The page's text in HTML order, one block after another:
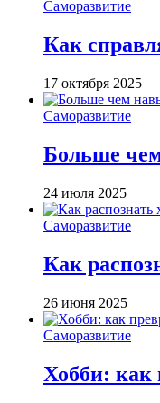
Саморазвитие
Как
17 октября 2025
Саморазвитие
Больше
24 июля 2025
Саморазвитие
Как
26 июня 2025
Саморазвитие
Хобби: как